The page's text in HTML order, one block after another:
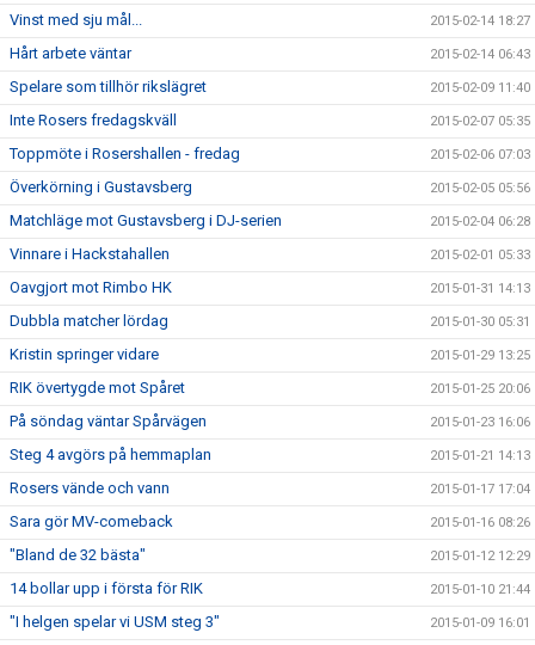
Vinst med sju mål... 2015-02-14 18:27
Hårt arbete väntar 2015-02-14 06:43
Spelare som tillhör rikslägret 2015-02-09 11:40
Inte Rosers fredagskväll 2015-02-07 05:35
Toppmöte i Rosershallen - fredag 2015-02-06 07:03
Överkörning i Gustavsberg 2015-02-05 05:56
Matchläge mot Gustavsberg i DJ-serien 2015-02-04 06:28
Vinnare i Hackstahallen 2015-02-01 05:33
Oavgjort mot Rimbo HK 2015-01-31 14:13
Dubbla matcher lördag 2015-01-30 05:31
Kristin springer vidare 2015-01-29 13:25
RIK övertygde mot Spåret 2015-01-25 20:06
På söndag väntar Spårvägen 2015-01-23 16:06
Steg 4 avgörs på hemmaplan 2015-01-21 14:13
Rosers vände och vann 2015-01-17 17:04
Sara gör MV-comeback 2015-01-16 08:26
"Bland de 32 bästa" 2015-01-12 12:29
14 bollar upp i första för RIK 2015-01-10 21:44
"I helgen spelar vi USM steg 3" 2015-01-09 16:01